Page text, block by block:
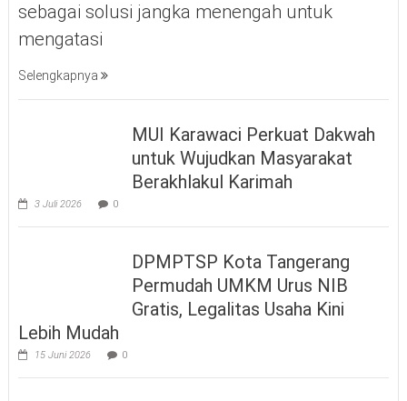
sebagai solusi jangka menengah untuk
mengatasi
Selengkapnya
MUI Karawaci Perkuat Dakwah
untuk Wujudkan Masyarakat
Berakhlakul Karimah
3 Juli 2026 0
DPMPTSP Kota Tangerang
Permudah UMKM Urus NIB
Gratis, Legalitas Usaha Kini
Lebih Mudah
15 Juni 2026 0